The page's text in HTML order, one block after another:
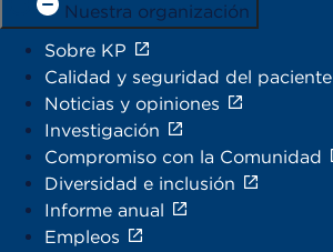
Nuestra organización
Sobre KP
Calidad y seguridad del paciente
Noticias y opiniones
Investigación
Compromiso con la Comunidad
Diversidad e inclusión
Informe anual
Empleos